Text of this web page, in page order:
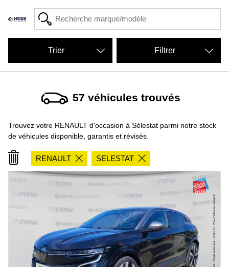
57 véhicules trouvés
Trouvez votre RENAULT d'occasion à Sélestat parmi notre stock
de véhicules disponible, garantis et révisés.
RENAULT SELESTAT
Filtrer